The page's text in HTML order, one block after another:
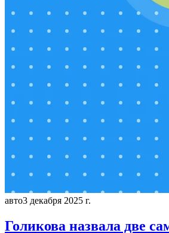
авто3 декабря 2025 г.
Голикова назвала две